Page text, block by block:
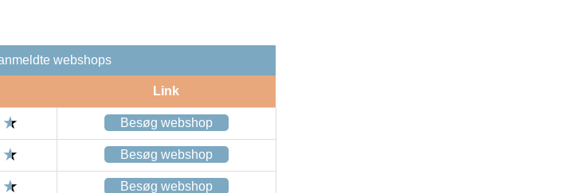
webshops
Link
Besøg webshop
Besøg webshop
Besøg webshop